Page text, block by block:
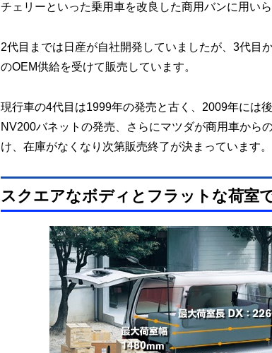
チェリーといった乗用車を改良した商用バンに用いら
2代目までは日産が自社開発していましたが、3代目
のOEM供給を受けて販売しています。
現行車の4代目は1999年の発売と古く、2009年には
NV200バネットの発売、さらにマツダが商用車から
け、在庫がなくなり次第販売終了が決まっています。
スクエアなボディとフラットな荷室